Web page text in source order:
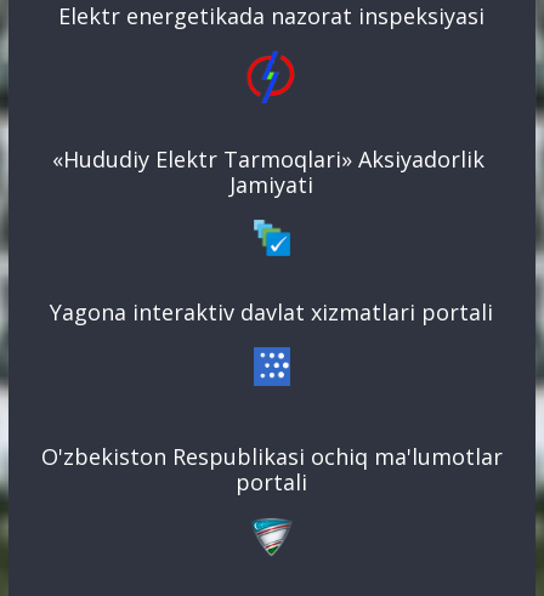
Elektr energetikada nazorat inspeksiyasi
«Hududiy Elektr Tarmoqlari» Aksiyadorlik
Jamiyati
Yagona interaktiv davlat xizmatlari portali
O'zbekiston Respublikasi ochiq ma'lumotlar
portali